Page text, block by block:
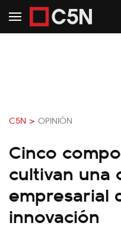
C5N > OPINIÓN
Cinco
cultivan una
empresarial
innovación